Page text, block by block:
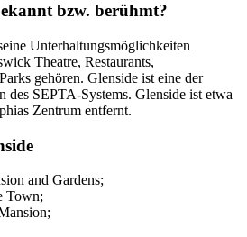
bzw. berühmt?
Unterhaltungsmöglichkeiten
Theatre, Restaurants,
gehören. Glenside ist eine der
des SEPTA-Systems. Glenside ist etwa
Zentrum entfernt.
and Gardens;
Town;